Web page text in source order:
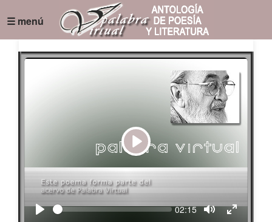
☰ menú
Play
Seek Current
02:15